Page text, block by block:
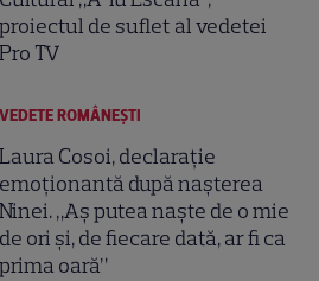
proiectul de suflet al vedetei
Pro TV
VEDETE ROMÂNEŞTI
Laura Cosoi, declarație
emoționantă după nașterea
Ninei. „Aș putea naște de o mie
de ori și, de fiecare dată, ar fi ca
prima oară”